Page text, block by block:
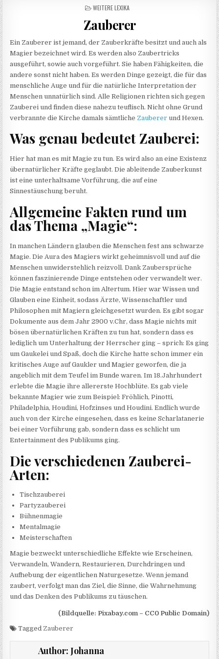
POSTED IN
WEITERE LEXIKA
Zauberer
Ein Zauberer ist jemand, der Zauberkräfte besitzt und auch als
Magier bezeichnet wird. Es werden also Zaubertricks
ausgeführt, sowie auch vorgeführt. Sie haben Fähigkeiten, die
andere sonst nicht haben. Es werden Dinge gezeigt, die für das
menschliche Auge und für die natürliche Interpretation der
Menschen unnatürlich sind. Alle Religionen richten sich gegen
Zauberei und finden diese nahezu teuflisch. Nicht ohne Grund
verbrannte die Kirche damals sämtliche Zauberer und Hexen.
Was genau bedeutet Zauberei:
Hier hat man es mit Magie zu tun. Es wird also an eine Existenz
übernatürlicher Kräfte geglaubt. Die ableitende Zauberkunst
ist eine unterhaltsame Vorführung, die auf eine
Sinnestäuschung beruht.
Allgemeine Fakten rund um
das Thema „Magie“:
In manchen Ländern glauben die Menschen fest ans schwarze
Magie. Die Aura des Magiers wirkt geheimnisvoll und auf die
Menschen unwiderstehlich reizvoll. Dank Zaubersprüche
können faszinierende Dinge entstehen oder verwandelt wer.
Die Magie entstand schon im Altertum. Hier war Wissen und
Glauben eine Einheit, sodass Ärzte, Wissenschaftler und
Philosophen mit Magiern gleichgesetzt wurden. Es gibt sogar
Dokumente aus dem Jahr 2900 v.Chr, dass Magie nichts mit
bösen übernatürlichen Kräften zu tun hat, sondern dass es
lediglich um Unterhaltung der Herrscher ging – sprich: Es ging
um Gaukelei und Spaß, doch die Kirche hatte schon immer ein
kritisches Auge auf Gaukler und Magier geworfen, die ja
angeblich mit dem Teufel im Bunde waren. Im 18.Jahrhundert
erlebte die Magie ihre allererste Hochblüte. Es gab viele
bekannte Magier wie zum Beispiel: Fröhlich, Pinotti,
Philadelphia, Houdini, Hofzinses und Houdini. Endlich wurde
auch von der Kirche eingesehen, dass es keine Scharlatanerie
bei einer Vorführung gab, sondern dass es schlicht um
Entertainment des Publikums ging.
Die verschiedenen Zauberei-
Arten:
Tischzauberei
Partyzauberei
Bühnenmagie
Mentalmagie
Meisterschaften
Magie bezweckt unterschiedliche Effekte wie Erscheinen,
Verwandeln, Wandern, Restaurieren, Durchdringen und
Aufhebung der eigentlichen Naturgesetze. Wenn jemand
zaubert, verfolgt man das Ziel, die Sinne, die Wahrnehmung
und das Denken des Publikums zu täuschen.
(Bildquelle: Pixabay.com – CC0 Public Domain)
Tagged Zauberer
Author: Johanna